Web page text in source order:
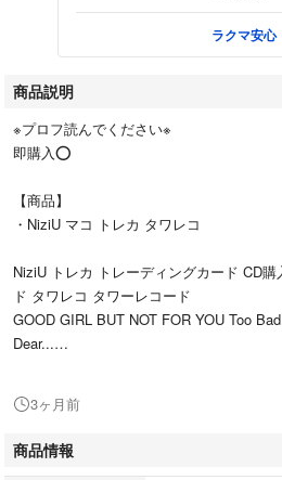
ラクマ安心
商品説明
※プロフ読んでください※
即購入⭕️
【商品】
・NiziU マコ トレカ タワレコ
NiziU トレカ トレーディングカード CD
ド タワレコ タワーレコード
GOOD GIRL BUT NOT FOR YOU Too Bad
Dear...
厚紙・防水梱包
【注意】
3ヶ月前
商品情報